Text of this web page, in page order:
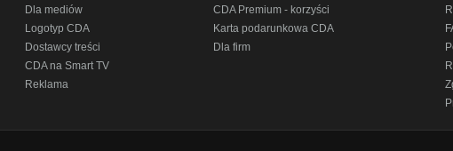
Dla mediów
Logotyp CDA
Dostawcy treści
CDA na Smart TV
Reklama
CDA Premium - korzyści
Karta podarunkowa CDA
Dla firm